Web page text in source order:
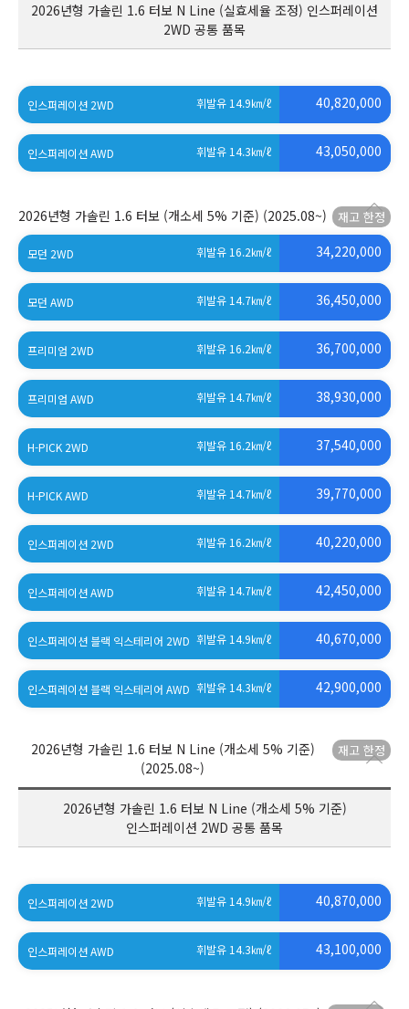
2026년형 가솔린 1.6 터보 N Line (실효세율 조정) 인스퍼레이션
2WD 공통 품목
인스퍼레이션 2WD 휘발유 14.9㎞/ℓ
40,820,000
인스퍼레이션 AWD 휘발유 14.3㎞/ℓ
43,050,000
2026년형 가솔린 1.6 터보 (개소세 5% 기준) (2025.08~)
모던 2WD 휘발유 16.2㎞/ℓ
34,220,000
모던 AWD 휘발유 14.7㎞/ℓ
36,450,000
프리미엄 2WD 휘발유 16.2㎞/ℓ
36,700,000
프리미엄 AWD 휘발유 14.7㎞/ℓ
38,930,000
H-PICK 2WD 휘발유 16.2㎞/ℓ
37,540,000
H-PICK AWD 휘발유 14.7㎞/ℓ
39,770,000
인스퍼레이션 2WD 휘발유 16.2㎞/ℓ
40,220,000
인스퍼레이션 AWD 휘발유 14.7㎞/ℓ
42,450,000
인스퍼레이션 블랙 익스테리어 2WD 휘발유 14.9㎞/ℓ
40,670,000
인스퍼레이션 블랙 익스테리어 AWD 휘발유 14.3㎞/ℓ
42,900,000
2026년형 가솔린 1.6 터보 N Line (개소세 5% 기준)
(2025.08~)
2026년형 가솔린 1.6 터보 N Line (개소세 5% 기준)
인스퍼레이션 2WD 공통 품목
인스퍼레이션 2WD 휘발유 14.9㎞/ℓ
40,870,000
인스퍼레이션 AWD 휘발유 14.3㎞/ℓ
43,100,000